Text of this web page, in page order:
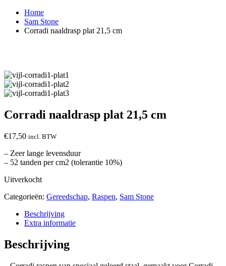
Home
Sam Stone
Corradi naaldrasp plat 21,5 cm
Corradi naaldrasp plat 21,5 cm
€17,50 incl. BTW
– Zeer lange levensduur
– 52 tanden per cm2 (tolerantie 10%)
Uitverkocht
Categorieën: Gereedschap, Raspen, Sam Stone
Beschrijving
Extra informatie
Beschrijving